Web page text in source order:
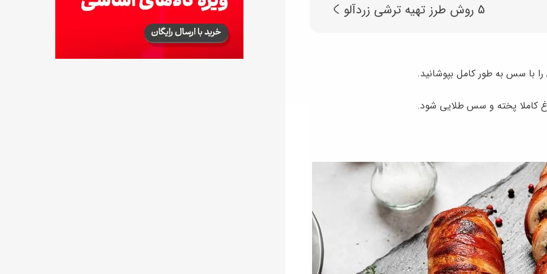
5 روش طرز تهیه ترشی زردآلو
با سس به طور کامل بپوشانید.
طرز تهیه آلبالو شور خانگی؛ خوش‌رنگ و بدون
کپک
14 مرداد 1405